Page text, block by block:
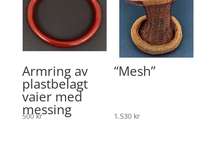
Armring av
plastbelagt
vaier med
messing
500kr
“Mesh”
1.530 kr